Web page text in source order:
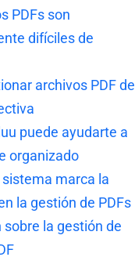
PDFs son
difíciles de
archivos PDF de
puede ayudarte a
organizado
sistema marca la
la gestión de PDFs
sobre la gestión de